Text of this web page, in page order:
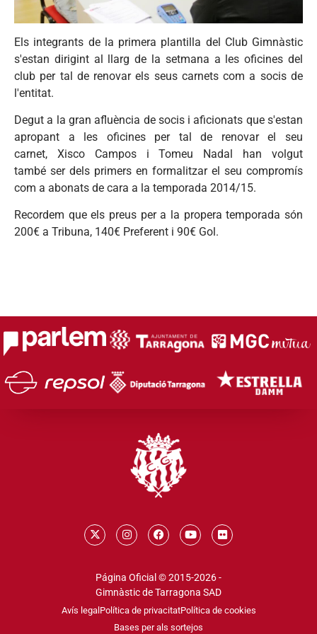
Els integrants de la primera plantilla del Club Gimnàstic
s'estan dirigint al llarg de la setmana a les oficines del
club per tal de renovar els seus carnets com a socis de
l'entitat.
Degut a la gran afluència de socis i aficionats que s'estan
apropant a les oficines per tal de renovar el seu
carnet, Xisco Campos i Tomeu Nadal han volgut
també ser dels primers en formalitzar el seu compromís
com a abonats de cara a la temporada 2014/15.
Recordem que els preus per a la propera temporada són
200€ a Tribuna, 140€ Preferent i 90€ Gol.
Página Oficial © 2015-2026 -
Gimnàstic de Tarragona SAD
Avís legalPolítica de privacitatPolítica de cookies
Bases per als sortejos